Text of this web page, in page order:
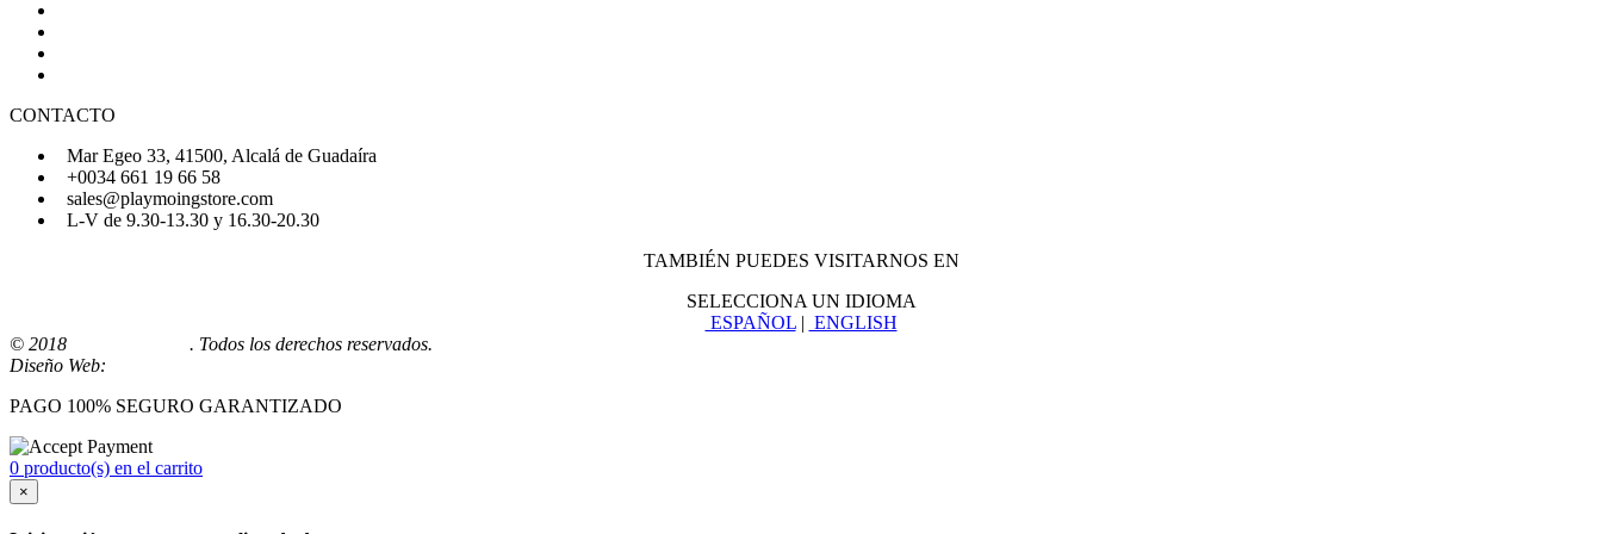
CONTACTO
Mar Egeo 33, 41500, Alcalá de Guadaíra
+0034 661 19 66 58
sales@playmoingstore.com
L-V de 9.30-13.30 y 16.30-20.30
TAMBIÉN PUEDES VISITARNOS EN
SELECCIONA UN IDIOMA
ESPAÑOL| ENGLISH
© 2018
. Todos los derechos reservados.
Diseño Web:
PAGO 100% SEGURO GARANTIZADO
0 producto(s) en el carrito
×